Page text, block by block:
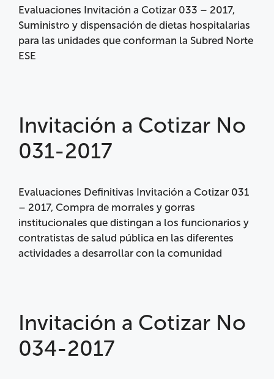
Evaluaciones Invitación a Cotizar 033 – 2017,
Suministro y dispensación de dietas hospitalarias
para las unidades que conforman la Subred Norte
ESE
Invitación a Cotizar No
031-2017
Evaluaciones Definitivas Invitación a Cotizar 031
– 2017, Compra de morrales y gorras
institucionales que distingan a los funcionarios y
contratistas de salud pública en las diferentes
actividades a desarrollar con la comunidad
Invitación a Cotizar No
034-2017